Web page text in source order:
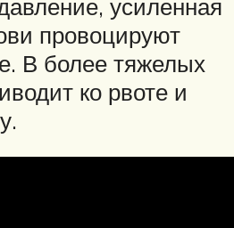
усиленная
провоцируют
В более тяжелых
ко рвоте и